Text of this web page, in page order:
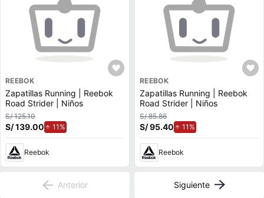
REEBOK
Zapatillas Running | Reebok
Road Strider | Niños
S/ 125.10
S/ 139.00 11%
Reebok
REEBOK
Zapatillas Running | Reebok
Road Strider | Niños
S/ 85.86
S/ 95.40 11%
Reebok
Anterior Siguiente